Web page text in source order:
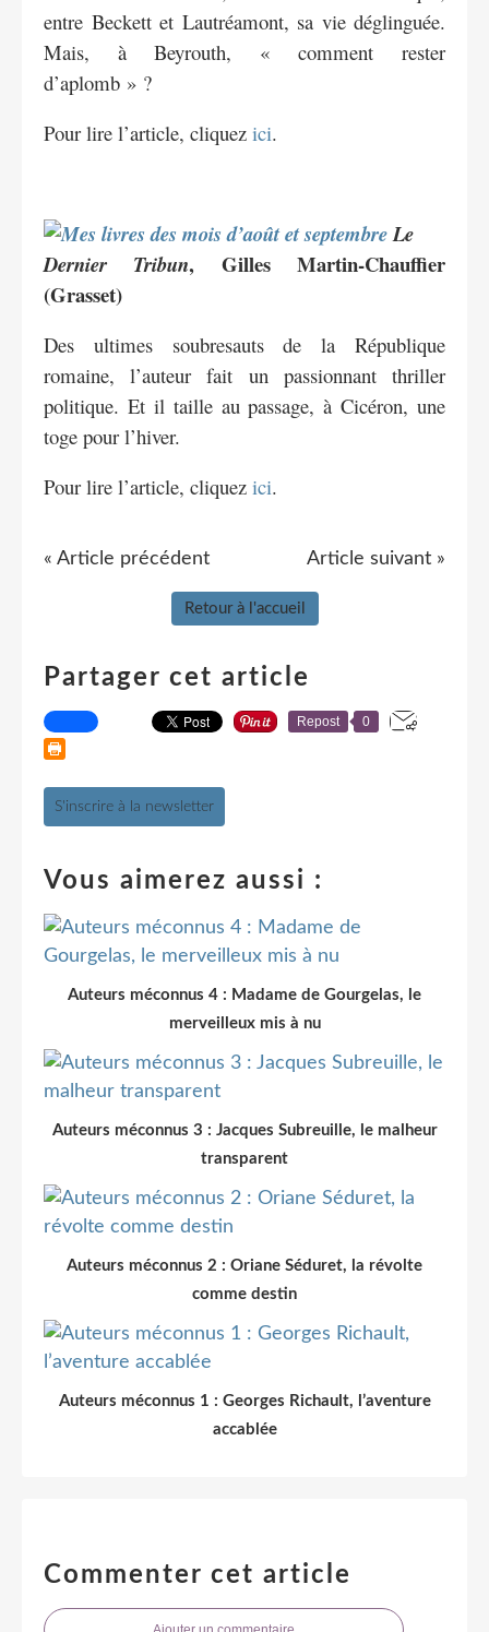
entre Beckett et Lautréamont, sa vie déglinguée.
Mais, à Beyrouth, « comment rester
d’aplomb » ?
Pour lire l’article, cliquez ici.
Le
Dernier Tribun, Gilles Martin-Chauffier
(Grasset)
Des ultimes soubresauts de la République
romaine, l’auteur fait un passionnant thriller
politique. Et il taille au passage, à Cicéron, une
toge pour l’hiver.
Pour lire l’article, cliquez ici.
« Article précédent Article suivant »
Retour à l'accueil
Partager cet article
Repost 0
S'inscrire à la newsletter
Vous aimerez aussi :
Auteurs méconnus 4 : Madame de Gourgelas, le
merveilleux mis à nu
Auteurs méconnus 3 : Jacques Subreuille, le malheur
transparent
Auteurs méconnus 2 : Oriane Séduret, la révolte
comme destin
Auteurs méconnus 1 : Georges Richault, l’aventure
accablée
Commenter cet article